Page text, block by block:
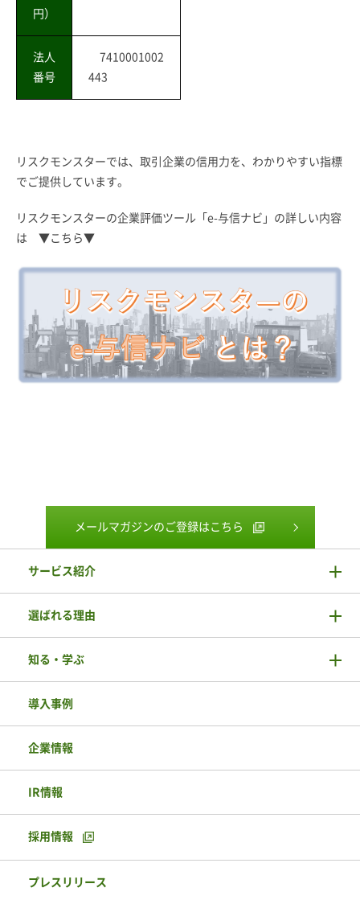
円）
法人
番号
7410001002
443
リスクモンスターでは、取引企業の信用力を、わかりやすい指標
でご提供しています。
リスクモンスターの企業評価ツール「e-与信ナビ」の詳しい内容
は ▼こちら▼
メールマガジンのご登録はこちら
サービス紹介
選ばれる理由
知る・学ぶ
導入事例
企業情報
IR情報
採用情報
プレスリリース